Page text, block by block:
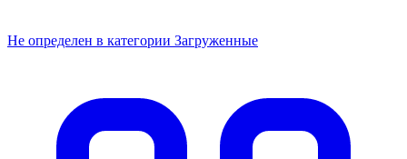
Не определен в категории Загруженные